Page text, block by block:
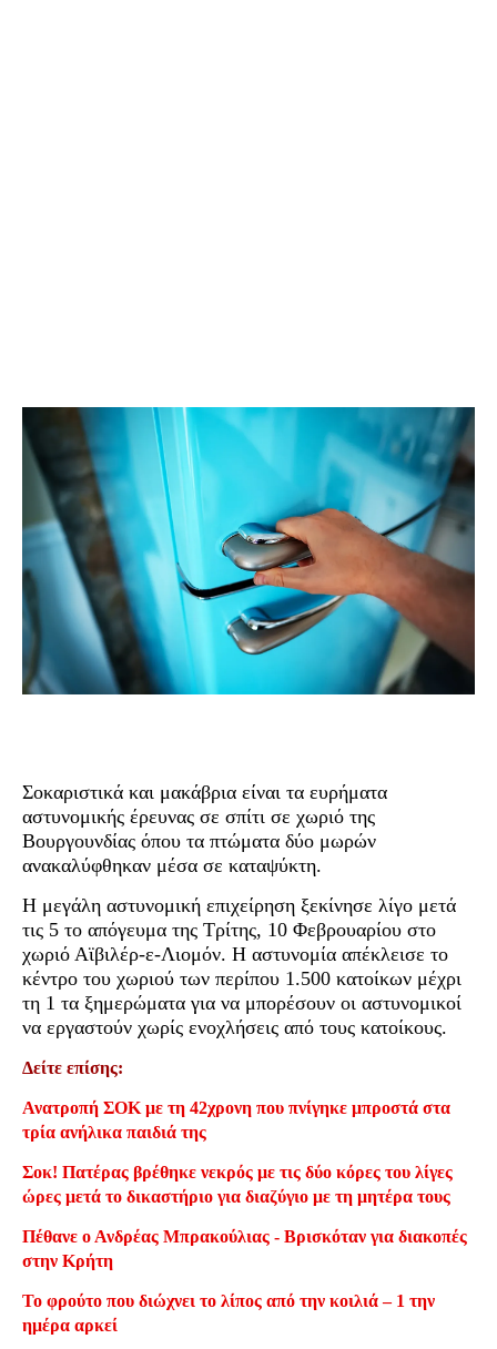
Σοκαριστικά και μακάβρια είναι τα ευρήματα
αστυνομικής έρευνας σε σπίτι σε χωριό της
Βουργουνδίας όπου τα πτώματα δύο μωρών
ανακαλύφθηκαν μέσα σε καταψύκτη.
Η μεγάλη αστυνομική επιχείρηση ξεκίνησε λίγο μετά
τις 5 το απόγευμα της Τρίτης, 10 Φεβρουαρίου στο
χωριό Αϊβιλέρ-ε-Λιομόν. Η αστυνομία απέκλεισε το
κέντρο του χωριού των περίπου 1.500 κατοίκων μέχρι
τη 1 τα ξημερώματα για να μπορέσουν οι αστυνομικοί
να εργαστούν χωρίς ενοχλήσεις από τους κατοίκους.
Δείτε επίσης:
Ανατροπή ΣΟΚ με τη 42χρονη που πνίγηκε μπροστά στα
τρία ανήλικα παιδιά της
Σοκ! Πατέρας βρέθηκε νεκρός με τις δύο κόρες του λίγες
ώρες μετά το δικαστήριο για διαζύγιο με τη μητέρα τους
Πέθανε ο Ανδρέας Μπρακούλιας - Βρισκόταν για διακοπές
στην Κρήτη
Το φρούτο που διώχνει το λίπος από την κοιλιά – 1 την
ημέρα αρκεί